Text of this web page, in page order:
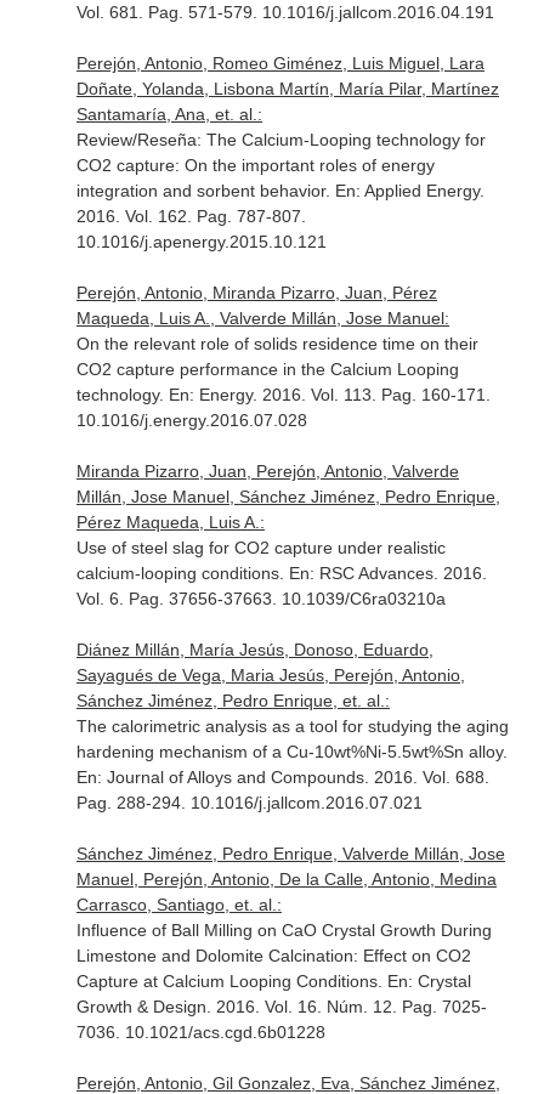
Vol. 681. Pag. 571-579. 10.1016/j.jallcom.2016.04.191
Perejón, Antonio, Romeo Giménez, Luis Miguel, Lara
Doñate, Yolanda, Lisbona Martín, María Pilar, Martínez
Santamaría, Ana, et. al.:
Review/Reseña: The Calcium-Looping technology for
CO2 capture: On the important roles of energy
integration and sorbent behavior. En: Applied Energy.
2016. Vol. 162. Pag. 787-807.
10.1016/j.apenergy.2015.10.121
Perejón, Antonio, Miranda Pizarro, Juan, Pérez
Maqueda, Luis A., Valverde Millán, Jose Manuel:
On the relevant role of solids residence time on their
CO2 capture performance in the Calcium Looping
technology. En: Energy. 2016. Vol. 113. Pag. 160-171.
10.1016/j.energy.2016.07.028
Miranda Pizarro, Juan, Perejón, Antonio, Valverde
Millán, Jose Manuel, Sánchez Jiménez, Pedro Enrique,
Pérez Maqueda, Luis A.:
Use of steel slag for CO2 capture under realistic
calcium-looping conditions. En: RSC Advances. 2016.
Vol. 6. Pag. 37656-37663. 10.1039/C6ra03210a
Diánez Millán, María Jesús, Donoso, Eduardo,
Sayagués de Vega, Maria Jesús, Perejón, Antonio,
Sánchez Jiménez, Pedro Enrique, et. al.:
The calorimetric analysis as a tool for studying the aging
hardening mechanism of a Cu-10wt%Ni-5.5wt%Sn alloy.
En: Journal of Alloys and Compounds. 2016. Vol. 688.
Pag. 288-294. 10.1016/j.jallcom.2016.07.021
Sánchez Jiménez, Pedro Enrique, Valverde Millán, Jose
Manuel, Perejón, Antonio, De la Calle, Antonio, Medina
Carrasco, Santiago, et. al.:
Influence of Ball Milling on CaO Crystal Growth During
Limestone and Dolomite Calcination: Effect on CO2
Capture at Calcium Looping Conditions. En: Crystal
Growth & Design . 2016. Vol. 16. Núm. 12. Pag. 7025-
7036. 10.1021/acs.cgd.6b01228
Perejón, Antonio, Gil Gonzalez, Eva, Sánchez Jiménez,